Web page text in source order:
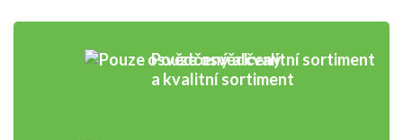
Pouze osvědčený
a kvalitní sortiment